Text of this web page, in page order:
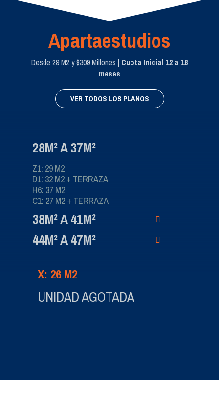
Apartaestudios
Desde 29 M2 y $309 Millones | Cuota Inicial 12 a 18
meses
VER TODOS LOS PLANOS